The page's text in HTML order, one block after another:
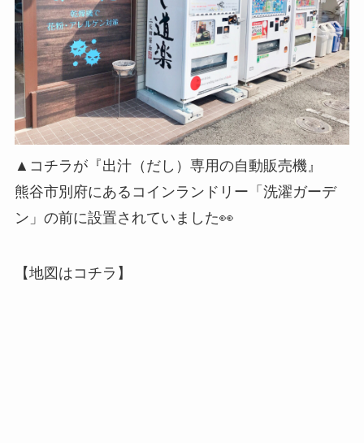
▲コチラが『出汁（だし）専用の自動販売機』
熊谷市別府にあるコインランドリー「洗濯ガーデ
ン」の前に設置されていました👀
【地図はコチラ】